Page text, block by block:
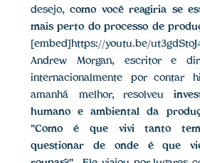
desejo,como você reagiria se
mais perto do processo de
[embed]https://youtu.be/
Andrew Morgan, escritor e
internacionalmente por contar
amanhã melhor, resolveu
humano e ambiental da
"Como é que vivi tanto
questionar de onde é que